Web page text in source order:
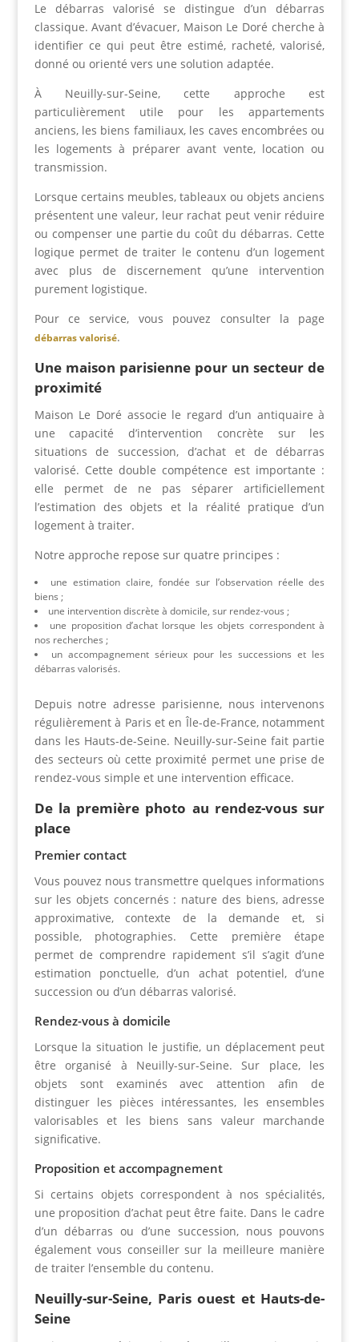
Le débarras valorisé se distingue d’un débarras
classique. Avant d’évacuer, Maison Le Doré cherche à
identifier ce qui peut être estimé, racheté, valorisé,
donné ou orienté vers une solution adaptée.
À Neuilly-sur-Seine, cette approche est
particulièrement utile pour les appartements
anciens, les biens familiaux, les caves encombrées ou
les logements à préparer avant vente, location ou
transmission.
Lorsque certains meubles, tableaux ou objets anciens
présentent une valeur, leur rachat peut venir réduire
ou compenser une partie du coût du débarras. Cette
logique permet de traiter le contenu d’un logement
avec plus de discernement qu’une intervention
purement logistique.
Pour ce service, vous pouvez consulter la page
débarras valorisé.
Une maison parisienne pour un secteur de
proximité
Maison Le Doré associe le regard d’un antiquaire à
une capacité d’intervention concrète sur les
situations de succession, d’achat et de débarras
valorisé. Cette double compétence est importante :
elle permet de ne pas séparer artificiellement
l’estimation des objets et la réalité pratique d’un
logement à traiter.
Notre approche repose sur quatre principes :
une estimation claire, fondée sur l’observation réelle des
biens ;
une intervention discrète à domicile, sur rendez-vous ;
une proposition d’achat lorsque les objets correspondent à
nos recherches ;
un accompagnement sérieux pour les successions et les
débarras valorisés.
Depuis notre adresse parisienne, nous intervenons
régulièrement à Paris et en Île-de-France, notamment
dans les Hauts-de-Seine. Neuilly-sur-Seine fait partie
des secteurs où cette proximité permet une prise de
rendez-vous simple et une intervention efficace.
De la première photo au rendez-vous sur
place
Premier contact
Vous pouvez nous transmettre quelques informations
sur les objets concernés : nature des biens, adresse
approximative, contexte de la demande et, si
possible, photographies. Cette première étape
permet de comprendre rapidement s’il s’agit d’une
estimation ponctuelle, d’un achat potentiel, d’une
succession ou d’un débarras valorisé.
Rendez-vous à domicile
Lorsque la situation le justifie, un déplacement peut
être organisé à Neuilly-sur-Seine. Sur place, les
objets sont examinés avec attention afin de
distinguer les pièces intéressantes, les ensembles
valorisables et les biens sans valeur marchande
significative.
Proposition et accompagnement
Si certains objets correspondent à nos spécialités,
une proposition d’achat peut être faite. Dans le cadre
d’un débarras ou d’une succession, nous pouvons
également vous conseiller sur la meilleure manière
de traiter l’ensemble du contenu.
Neuilly-sur-Seine, Paris ouest et Hauts-de-
Seine